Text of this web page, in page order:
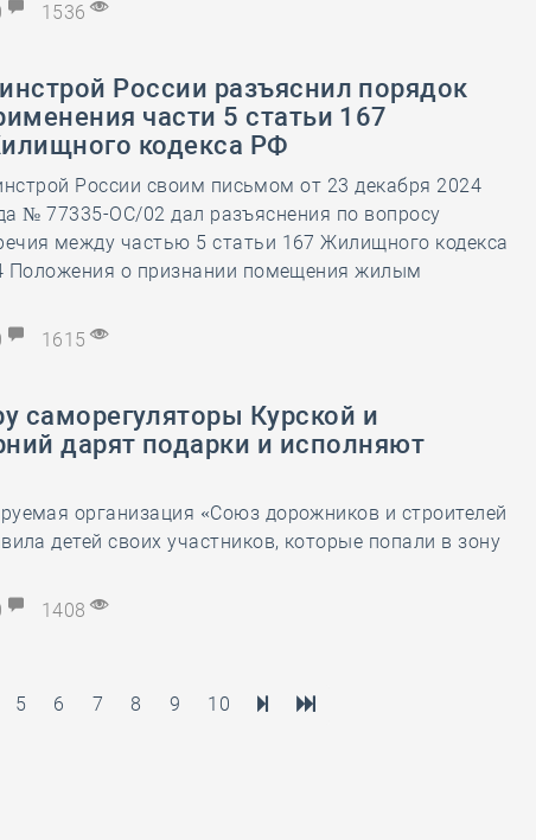
1536
России разъяснил порядок
части 5 статьи 167
кодекса РФ
России своим письмом от 23 декабря 2024
№ 77335-ОС/02 дал разъяснения по вопросу
между частью 5 статьи 167 Жилищного кодекса
Положения о признании помещения жилым
1615
саморегуляторы Курской и
дарят подарки и исполняют
организация «Союз дорожников и строителей
детей своих участников, которые попали в зону
1408
5 6 7 8 9 10